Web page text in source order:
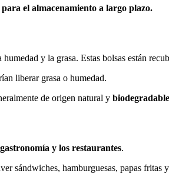
el almacenamiento a largo plazo.
y la grasa. Estas bolsas están
liberar grasa o humedad.
de origen natural y biodegradable
gastronomía y los restaurantes.
sándwiches, hamburguesas, papas fritas